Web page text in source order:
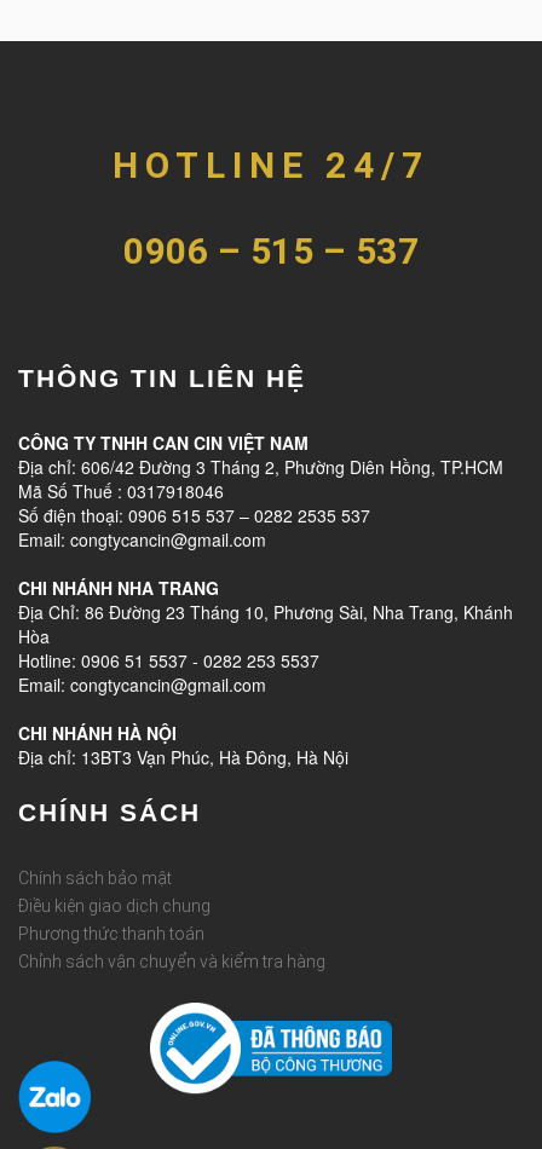
HOTLINE 24/7
0906 – 515 – 537
THÔNG TIN LIÊN HỆ
CÔNG TY TNHH CAN CIN VIỆT NAM
Địa chỉ: 606/42 Đường 3 Tháng 2, Phường Diên Hồng, TP.HCM
Mã Số Thuế : 0317918046
Số điện thoại: 0906 515 537 – 0282 2535 537
Email: congtycancin@gmail.com
CHI NHÁNH NHA TRANG
Địa Chỉ: 86 Đường 23 Tháng 10, Phương Sài, Nha Trang, Khánh
Hòa
Hotline: 0906 51 5537 - 0282 253 5537
Email: congtycancin@gmail.com
CHI NHÁNH HÀ NỘI
Địa chỉ: 13BT3 Vạn Phúc, Hà Đông, Hà Nội
CHÍNH SÁCH
Chính sách bảo mật
Điều kiện giao dịch chung
Phương thức thanh toán
Chỉnh sách vận chuyển và kiểm tra hàng
Rèm Quốc Huy